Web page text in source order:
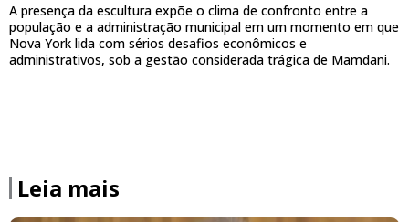
A presença da escultura expõe o clima de confronto entre a
população e a administração municipal em um momento em que
Nova York lida com sérios desafios econômicos e
administrativos, sob a gestão considerada trágica de Mamdani.
Leia mais